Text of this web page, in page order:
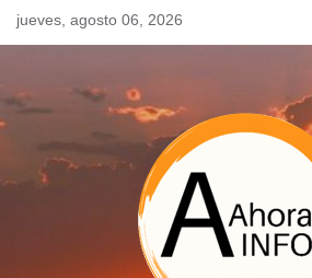
Skipjueves, agosto 06, 2026